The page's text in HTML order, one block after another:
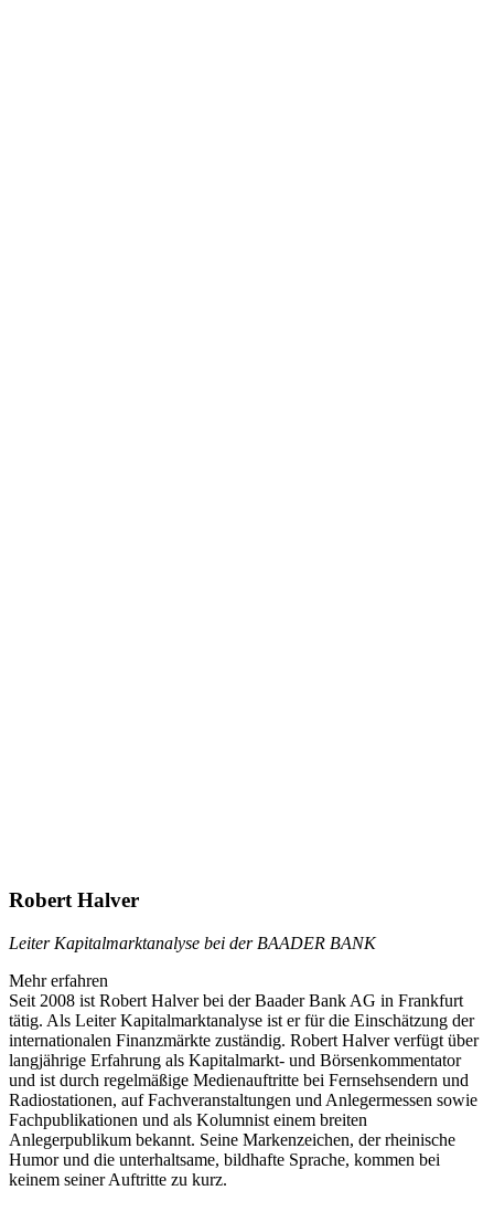
Robert Halver
Leiter Kapitalmarktanalyse bei der BAADER BANK
Mehr erfahren
Seit 2008 ist Robert Halver bei der Baader Bank AG in Frankfurt
tätig. Als Leiter Kapitalmarktanalyse ist er für die Einschätzung der
internationalen Finanzmärkte zuständig. Robert Halver verfügt über
langjährige Erfahrung als Kapitalmarkt- und Börsenkommentator
und ist durch regelmäßige Medienauftritte bei Fernsehsendern und
Radiostationen, auf Fachveranstaltungen und Anlegermessen sowie
Fachpublikationen und als Kolumnist einem breiten
Anlegerpublikum bekannt. Seine Markenzeichen, der rheinische
Humor und die unterhaltsame, bildhafte Sprache, kommen bei
keinem seiner Auftritte zu kurz.